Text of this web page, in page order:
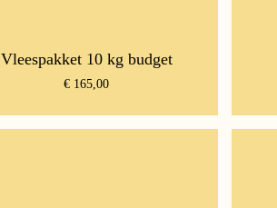
Vleespakket 10 kg budget
€ 165,00